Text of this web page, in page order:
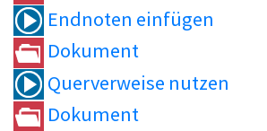
Endnoten einfügen
Dokument
Querverweise nutzen
Dokument